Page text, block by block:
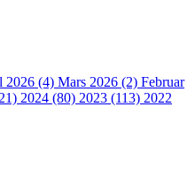
2026 (4) Mars 2026 (2) Februar
2024 (80) 2023 (113) 2022